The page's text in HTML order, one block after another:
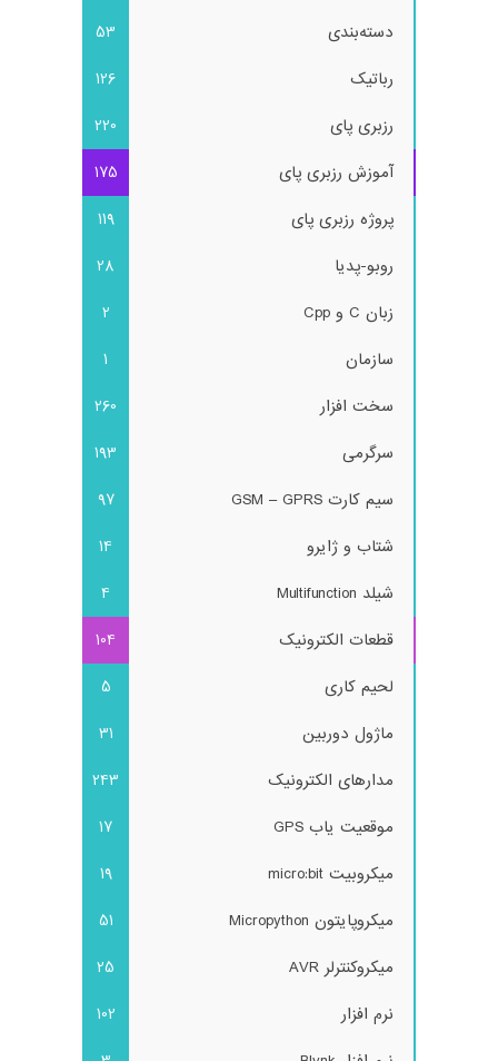
دسته‌بندی
53
رباتیک
126
رزبری پای
220
آموزش رزبری پای
175
پروژه رزبری پای
119
روبو-پدیا
28
زبان C و Cpp
2
سازمان
1
سخت افزار
260
سرگرمی
193
سیم کارت GSM – GPRS
97
شتاب و ژایرو
14
شیلد Multifunction
4
قطعات الکترونیک
104
لحیم کاری
5
ماژول دوربین
31
مدارهای الکترونیک
243
موقعیت یاب GPS
17
میکروبیت micro:bit
19
میکروپایتون Micropython
51
میکروکنترلر AVR
25
نرم افزار
102